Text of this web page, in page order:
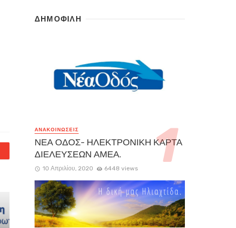
ΔΗΜΟΦΙΛΗ
ΑΝΑΚΟΙΝΏΣΕΙΣ
ΝΕΑ ΟΔΟΣ- ΗΛΕΚΤΡΟΝΙΚΗ ΚΑΡΤΑ
ΔΙΕΛΕΥΣΕΩΝ ΑΜΕΑ.
10 Απριλίου, 2020 6448 views